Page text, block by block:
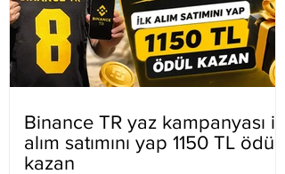
Binance TR yaz kampanyası ilk
alım satımını yap 1150 TL ödül
kazan